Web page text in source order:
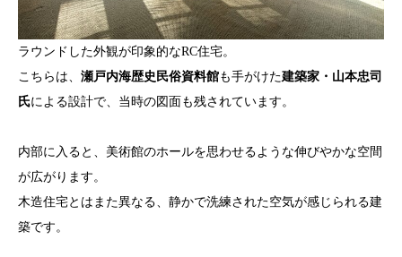
ラウンドした外観が印象的なRC住宅。
こちらは、 瀬戸内海歴史民俗資料館も手がけた建築家・山本忠司
氏による設計で、当時の図面も残されています。
内部に入ると、美術館のホールを思わせるような伸びやかな空間
が広がります。
木造住宅とはまた異なる、静かで洗練された空気が感じられる建
築です。